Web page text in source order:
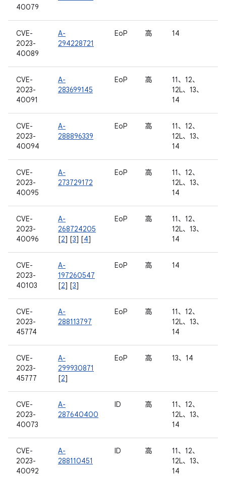
40079
CVE-
2023-
40089
A-
294228721
EoP 高 14
CVE-
2023-
40091
A-
283699145
EoP 高
11、12、
12L、13、
14
CVE-
2023-
40094
A-
288896339
EoP 高
11、12、
12L、13、
14
CVE-
2023-
40095
A-
273729172
EoP 高
11、12、
12L、13、
14
CVE-
2023-
40096
A-
268724205
[2] [3] [4]
EoP 高
11、12、
12L、13、
14
CVE-
2023-
40103
A-
197260547
[2] [3]
EoP 高 14
CVE-
2023-
45774
A-
288113797
EoP 高
11、12、
12L、13、
14
CVE-
2023-
45777
A-
299930871
[2]
EoP 高 13、14
CVE-
2023-
40073
A-
287640400
ID 高
11、12、
12L、13、
14
CVE-
2023-
40092
A-
288110451
ID 高
11、12、
12L、13、
14